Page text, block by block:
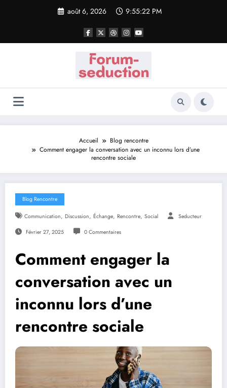
août 6, 2026 9:55:22 PM
Accueil
Blog rencontre
Comment engager la conversation avec un inconnu lors d’une
rencontre sociale
Blog Rencontre
Communication, Discussion, Échange, Rencontre, Social Seducteur
Février 27, 2025 0 Commentaires
Comment engager la
conversation avec un
inconnu lors d’une
rencontre sociale